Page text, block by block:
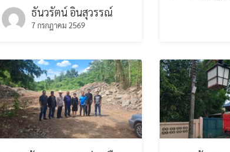
ธันวรัตน์ อินสุวรรณ์
7 กรกฎาคม 2569